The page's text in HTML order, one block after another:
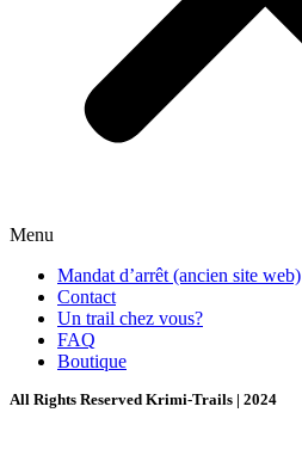
Menu
Mandat d’arrêt (ancien site web)
Contact
Un trail chez vous?
FAQ
Boutique
All Rights Reserved Krimi-Trails | 2024